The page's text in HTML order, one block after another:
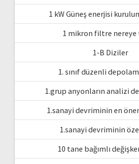
1 kW Güneş enerjisi
1 mikron filtre nereye
1-B Diziler
1. sınıf düzenli
1.grup anyonların analizi
1.sanayi devriminin en
1.sanayi devriminin
10 tane bağımlı